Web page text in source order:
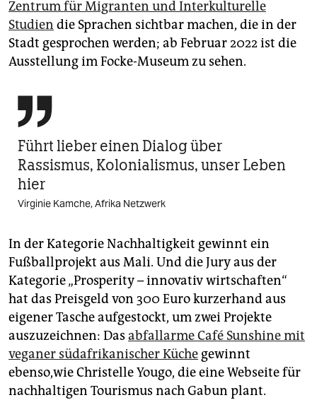
Zentrum für Migranten und Interkulturelle
Studien die Sprachen sichtbar machen, die in der
Stadt gesprochen werden; ab Februar 2022 ist die
Ausstellung im Focke-­Museum zu sehen.

Führt lieber einen Dialog über
Rassismus, Kolonialismus, unser Leben
hier
Virginie Kamche, Afrika Netzwerk
In der Kategorie Nachhaltigkeit gewinnt ein
Fußballprojekt aus Mali. Und die Jury aus der
Kategorie „Prosperity – innovativ wirtschaften“
hat das Preisgeld von 300 Euro kurzerhand aus
eigener Tasche aufgestockt, um zwei Projekte
auszuzeichnen: Das abfallarme Café Sunshine mit
veganer südafrikanischer Küche gewinnt
ebenso,wie Christelle Yougo, die eine Webseite für
nachhaltigen Tourismus nach Gabun plant.